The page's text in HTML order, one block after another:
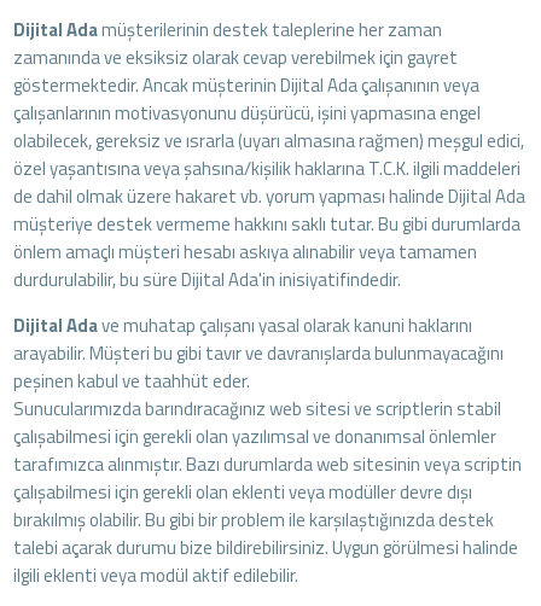
Dijital Adamüşterilerinin destek taleplerine her zaman
zamanında ve eksiksiz olarak cevap verebilmek için gayret
göstermektedir. Ancak müşterinin Dijital Ada çalışanının veya
çalışanlarının motivasyonunu düşürücü, işini yapmasına engel
olabilecek, gereksiz ve ısrarla (uyarı almasına rağmen) meşgul edici,
özel yaşantısına veya şahsına/kişilik haklarına T.C.K. ilgili maddeleri
de dahil olmak üzere hakaret vb. yorum yapması halinde Dijital Ada
müşteriye destek vermeme hakkını saklı tutar. Bu gibi durumlarda
önlem amaçlı müşteri hesabı askıya alınabilir veya tamamen
durdurulabilir, bu süre Dijital Ada'in inisiyatifindedir.
Dijital Adave muhatap çalışanı yasal olarak kanuni haklarını
arayabilir. Müşteri bu gibi tavır ve davranışlarda bulunmayacağını
peşinen kabul ve taahhüt eder.
Sunucularımızda barındıracağınız web sitesi ve scriptlerin stabil
çalışabilmesi için gerekli olan yazılımsal ve donanımsal önlemler
tarafımızca alınmıştır. Bazı durumlarda web sitesinin veya scriptin
çalışabilmesi için gerekli olan eklenti veya modüller devre dışı
bırakılmış olabilir. Bu gibi bir problem ile karşılaştığınızda destek
talebi açarak durumu bize bildirebilirsiniz. Uygun görülmesi halinde
ilgili eklenti veya modül aktif edilebilir.